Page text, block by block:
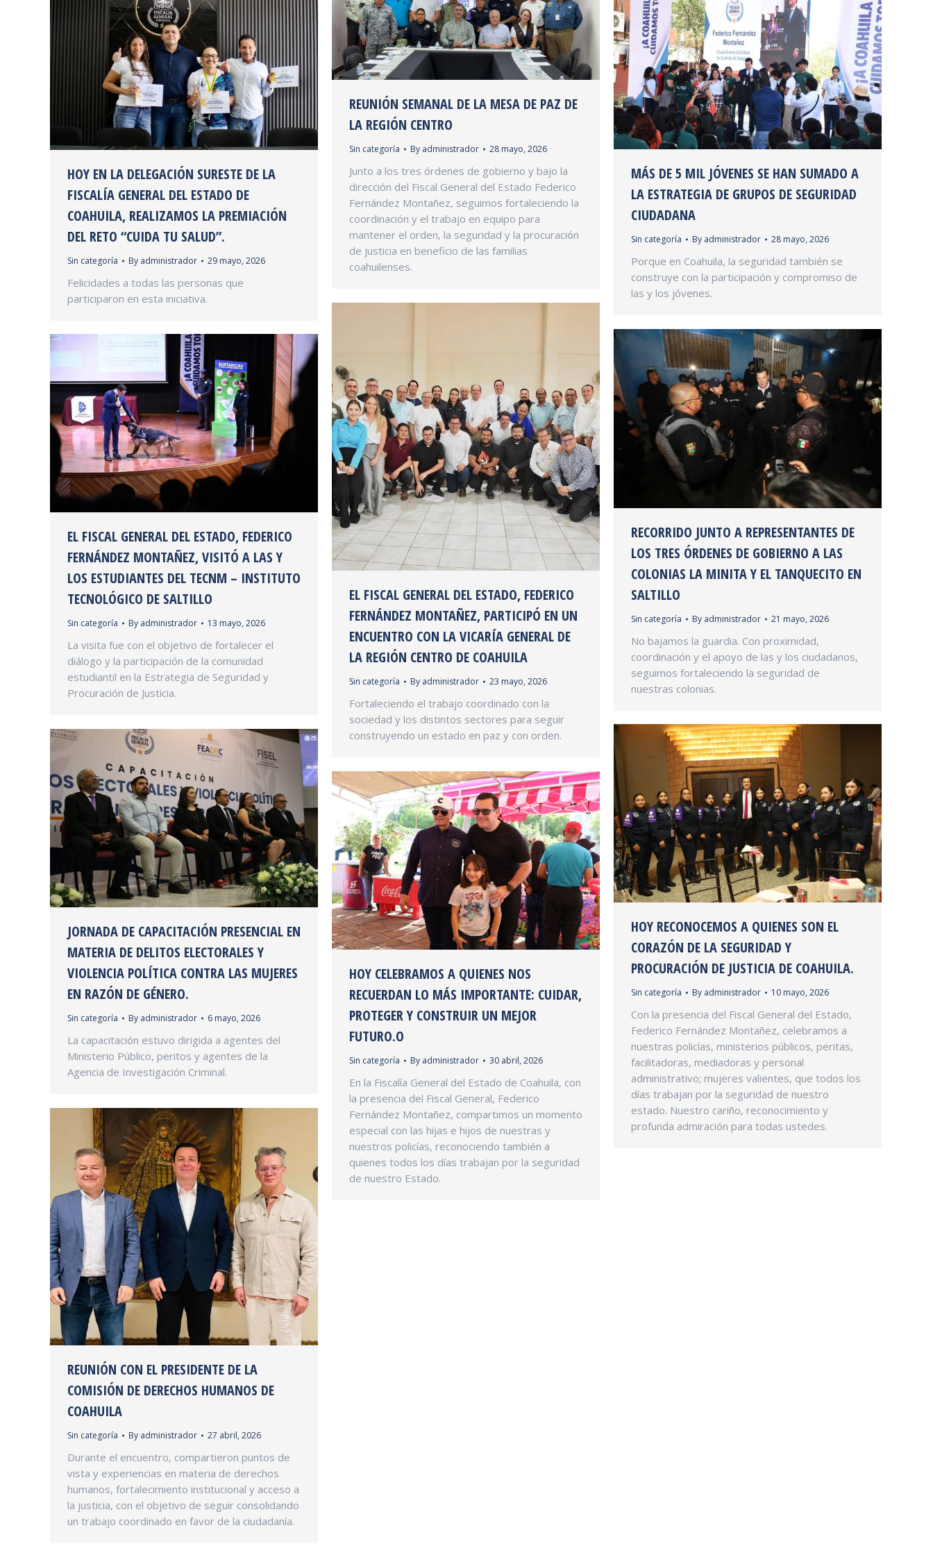
HOY EN LA DELEGACIÓN SURESTE DE LA
FISCALÍA GENERAL DEL ESTADO DE
COAHUILA, REALIZAMOS LA PREMIACIÓN
DEL RETO “CUIDA TU SALUD”.
Sin categoría By administrador 29 mayo, 2026
Felicidades a todas las personas que
participaron en esta iniciativa.
REUNIÓN SEMANAL DE LA MESA DE PAZ DE
LA REGIÓN CENTRO
Sin categoría By administrador 28 mayo, 2026
Junto a los tres órdenes de gobierno y bajo la
dirección del Fiscal General del Estado Federico
Fernández Montañez, seguimos fortaleciendo la
coordinación y el trabajo en equipo para
mantener el orden, la seguridad y la procuración
de justicia en beneficio de las familias
coahuilenses.
MÁS DE 5 MIL JÓVENES SE HAN SUMADO A
LA ESTRATEGIA DE GRUPOS DE SEGURIDAD
CIUDADANA
Sin categoría By administrador 28 mayo, 2026
Porque en Coahuila, la seguridad también se
construye con la participación y compromiso de
las y los jóvenes.
EL FISCAL GENERAL DEL ESTADO, FEDERICO
FERNÁNDEZ MONTAÑEZ, PARTICIPÓ EN UN
ENCUENTRO CON LA VICARÍA GENERAL DE
LA REGIÓN CENTRO DE COAHUILA
Sin categoría By administrador 23 mayo, 2026
Fortaleciendo el trabajo coordinado con la
sociedad y los distintos sectores para seguir
construyendo un estado en paz y con orden.
RECORRIDO JUNTO A REPRESENTANTES DE
LOS TRES ÓRDENES DE GOBIERNO A LAS
COLONIAS LA MINITA Y EL TANQUECITO EN
SALTILLO
Sin categoría By administrador 21 mayo, 2026
No bajamos la guardia. Con proximidad,
coordinación y el apoyo de las y los ciudadanos,
seguimos fortaleciendo la seguridad de
nuestras colonias.
EL FISCAL GENERAL DEL ESTADO, FEDERICO
FERNÁNDEZ MONTAÑEZ, VISITÓ A LAS Y
LOS ESTUDIANTES DEL TECNM – INSTITUTO
TECNOLÓGICO DE SALTILLO
Sin categoría By administrador 13 mayo, 2026
La visita fue con el objetivo de fortalecer el
diálogo y la participación de la comunidad
estudiantil en la Estrategia de Seguridad y
Procuración de Justicia.
HOY RECONOCEMOS A QUIENES SON EL
CORAZÓN DE LA SEGURIDAD Y
PROCURACIÓN DE JUSTICIA DE COAHUILA.
Sin categoría By administrador 10 mayo, 2026
Con la presencia del Fiscal General del Estado,
Federico Fernández Montañez, celebramos a
nuestras policías, ministerios públicos, peritas,
facilitadoras, mediadoras y personal
administrativo; mujeres valientes, que todos los
días trabajan por la seguridad de nuestro
estado. Nuestro cariño, reconocimiento y
profunda admiración para todas ustedes.
JORNADA DE CAPACITACIÓN PRESENCIAL EN
MATERIA DE DELITOS ELECTORALES Y
VIOLENCIA POLÍTICA CONTRA LAS MUJERES
EN RAZÓN DE GÉNERO.
Sin categoría By administrador 6 mayo, 2026
La capacitación estuvo dirigida a agentes del
Ministerio Público, peritos y agentes de la
Agencia de Investigación Criminal.
HOY CELEBRAMOS A QUIENES NOS
RECUERDAN LO MÁS IMPORTANTE: CUIDAR,
PROTEGER Y CONSTRUIR UN MEJOR
FUTURO.O
Sin categoría By administrador 30 abril, 2026
En la Fiscalía General del Estado de Coahuila, con
la presencia del Fiscal General, Federico
Fernández Montañez, compartimos un momento
especial con las hijas e hijos de nuestras y
nuestros policías, reconociendo también a
quienes todos los días trabajan por la seguridad
de nuestro Estado.
REUNIÓN CON EL PRESIDENTE DE LA
COMISIÓN DE DERECHOS HUMANOS DE
COAHUILA
Sin categoría By administrador 27 abril, 2026
Durante el encuentro, compartieron puntos de
vista y experiencias en materia de derechos
humanos, fortalecimiento institucional y acceso a
la justicia, con el objetivo de seguir consolidando
un trabajo coordinado en favor de la ciudadanía.